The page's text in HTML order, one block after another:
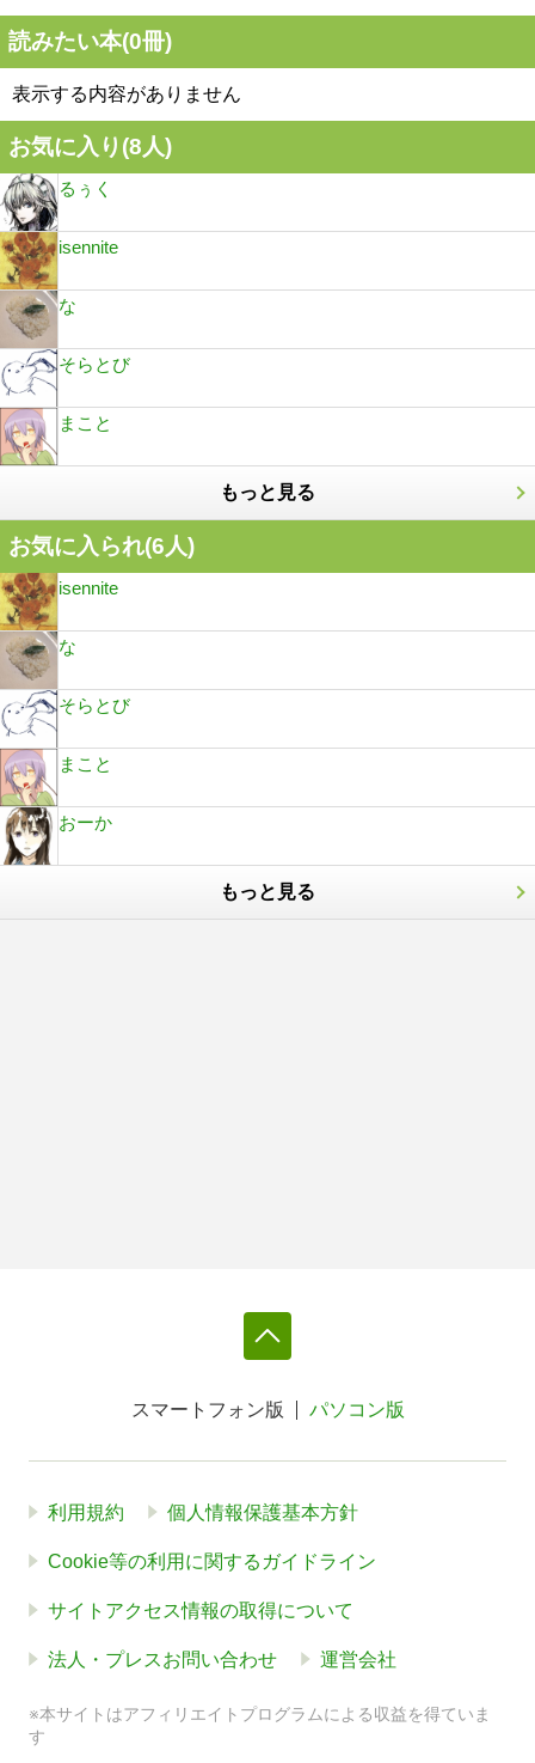
読みたい本(0冊)
表示する内容がありません
お気に入り(8人)
るぅく
isennite
な
そらとび
まこと
もっと見る
お気に入られ(6人)
isennite
な
そらとび
まこと
おーか
もっと見る
スマートフォン版 パソコン版
利用規約 個人情報保護基本方針
Cookie等の利用に関するガイドライン
サイトアクセス情報の取得について
法人・プレスお問い合わせ 運営会社
※本サイトはアフィリエイトプログラムによる収益を得ていま
す